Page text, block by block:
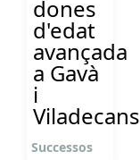
dones
d'edat
avançada
a Gavà
i
Viladecans
Successos